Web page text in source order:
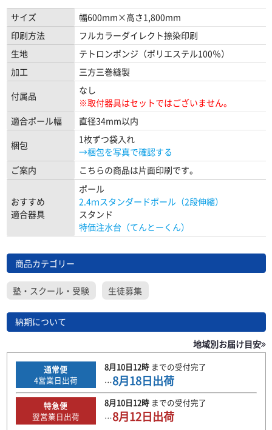
サイズ
幅600mm×高さ1,800mm
印刷方法
フルカラーダイレクト捺染印刷
生地
テトロンポンジ（ポリエステル100％）
加工
三方三巻縫製
付属品
なし
※取付器具はセットではございません。
適合ポール幅
直径34mm以内
梱包
1枚ずつ袋入れ
→梱包を写真で確認する
ご案内
こちらの商品は片面印刷です。
おすすめ
適合器具
ポール
2.4ｍスタンダードポール（2段伸縮）
スタンド
特価注水台（てんとーくん）
商品カテゴリー
塾・スクール・受験 生徒募集
納期について
地域別お届け目安
通常便
4営業日出荷
8月10日12時までの受付完了
…8月18日出荷
特急便
翌営業日出荷
8月10日12時までの受付完了
…8月12日出荷